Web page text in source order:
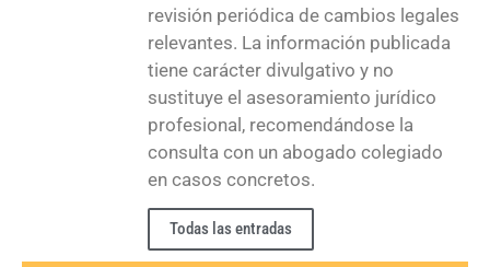
revisión periódica de cambios legales
relevantes. La información publicada
tiene carácter divulgativo y no
sustituye el asesoramiento jurídico
profesional, recomendándose la
consulta con un abogado colegiado
en casos concretos.
Todas las entradas